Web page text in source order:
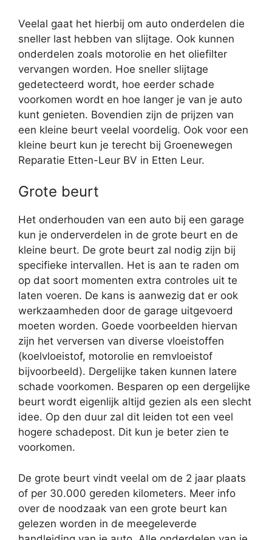
Veelal gaat het hierbij om auto onderdelen die
sneller last hebben van slijtage. Ook kunnen
onderdelen zoals motorolie en het oliefilter
vervangen worden. Hoe sneller slijtage
gedetecteerd wordt, hoe eerder schade
voorkomen wordt en hoe langer je van je auto
kunt genieten. Bovendien zijn de prijzen van
een kleine beurt veelal voordelig. Ook voor een
kleine beurt kun je terecht bij Groenewegen
Reparatie Etten-Leur BV in Etten Leur.
Grote beurt
Het onderhouden van een auto bij een garage
kun je onderverdelen in de grote beurt en de
kleine beurt. De grote beurt zal nodig zijn bij
specifieke intervallen. Het is aan te raden om
op dat soort momenten extra controles uit te
laten voeren. De kans is aanwezig dat er ook
werkzaamheden door de garage uitgevoerd
moeten worden. Goede voorbeelden hiervan
zijn het verversen van diverse vloeistoffen
(koelvloeistof, motorolie en remvloeistof
bijvoorbeeld). Dergelijke taken kunnen latere
schade voorkomen. Besparen op een dergelijke
beurt wordt eigenlijk altijd gezien als een slecht
idee. Op den duur zal dit leiden tot een veel
hogere schadepost. Dit kun je beter zien te
voorkomen.
De grote beurt vindt veelal om de 2 jaar plaats
of per 30.000 gereden kilometers. Meer info
over de noodzaak van een grote beurt kan
gelezen worden in de meegeleverde